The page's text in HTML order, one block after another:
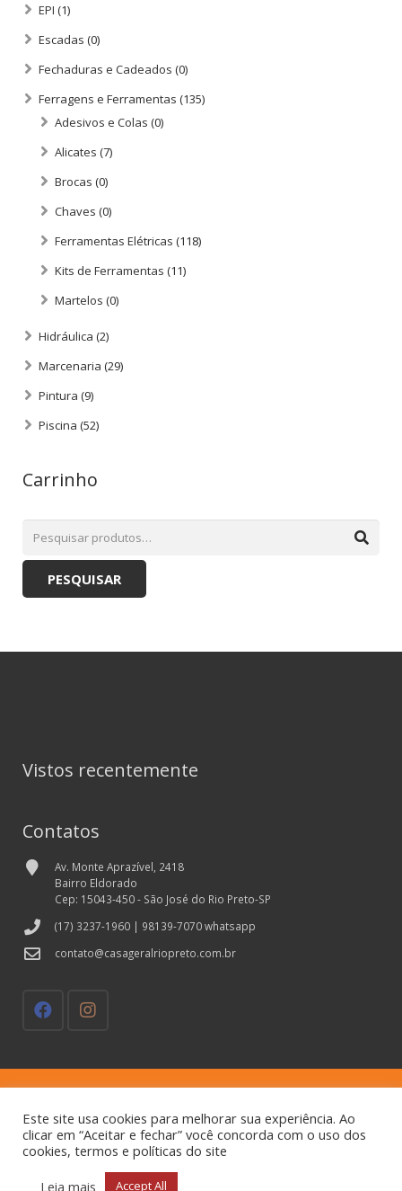
EPI (1)
Escadas (0)
Fechaduras e Cadeados (0)
Ferragens e Ferramentas (135)
Adesivos e Colas (0)
Alicates (7)
Brocas (0)
Chaves (0)
Ferramentas Elétricas (118)
Kits de Ferramentas (11)
Martelos (0)
Hidráulica (2)
Marcenaria (29)
Pintura (9)
Piscina (52)
Carrinho
PESQUISAR
Vistos recentemente
Contatos
Av. Monte Aprazível, 2418
Bairro Eldorado
Cep: 15043-450 - São José do Rio Preto-SP
(17) 3237-1960 | 98139-7070 whatsapp
contato@casageralriopreto.com.br
Minha conta
© Casa Geral - Todos os direitos reservados.
Desenvolvido e Hospedado por
Este site usa cookies para melhorar sua experiência. Ao
clicar em “Aceitar e fechar” você concorda com o uso dos
cookies, termos e políticas do site
Leia mais
Accept All